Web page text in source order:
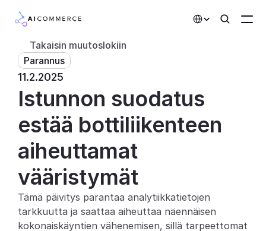
AI-toiminnot
Kumppanit
Hinnoittelu
Kehittäjille
Integraatiot
Takaisin muutoslokiin
Parannus
11.2.2025
Istunnon suodatus
estää bottiliikenteen
aiheuttamat
vääristymät
Tämä päivitys parantaa analytiikkatietojen
tarkkuutta ja saattaa aiheuttaa näennäisen
kokonaiskäyntien vähenemisen, sillä tarpeettomat